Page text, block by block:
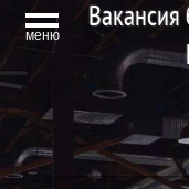
меню
Вакансия